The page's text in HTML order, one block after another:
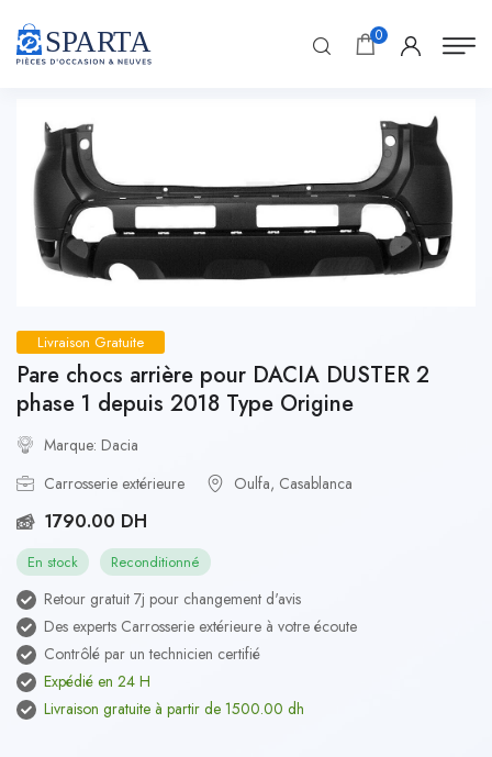
0
Livraison Gratuite
Pare chocs arrière pour DACIA DUSTER 2
phase 1 depuis 2018 Type Origine
Marque: Dacia
Carrosserie extérieure
Oulfa, Casablanca
1790.00 DH
En stock Reconditionné
Retour gratuit 7j pour changement d'avis
Des experts Carrosserie extérieure à votre écoute
Contrôlé par un technicien certifié
Expédié en 24 H
Livraison gratuite à partir de 1500.00 dh